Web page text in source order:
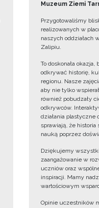
Muzeum Ziemi
Przygotowaliśmy
realizowanych w
naszych oddziałach
Zalipiu.
To doskonała
odkrywać historię,
regionu. Nasze
aby nie tylko
również pobudzały
odkrywców.
działania plastyczne
sprawiają, że
nauką poprzez
Dziękujemy
zaangażowanie w
uczniów oraz
inspiracji. Mamy
wartościowym
Opinie uczestników